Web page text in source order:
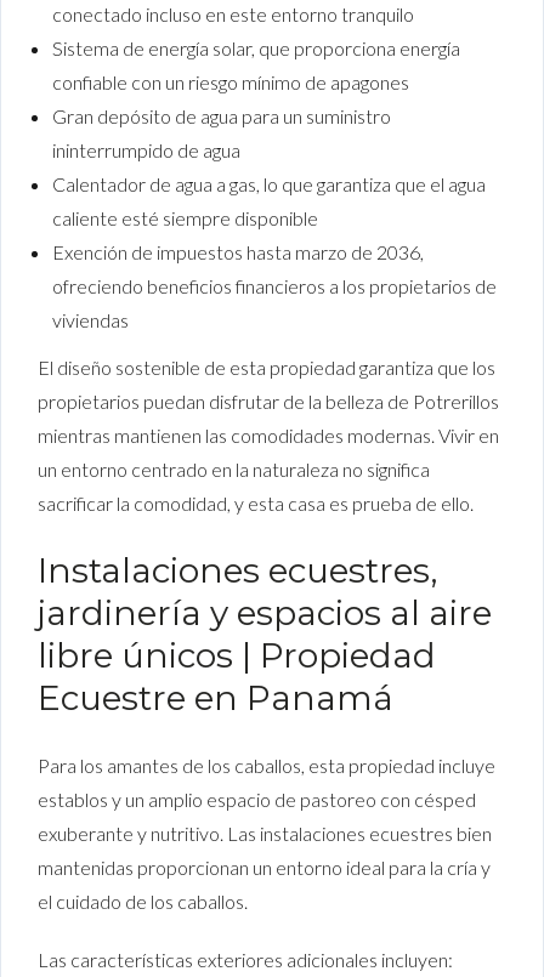
conectado incluso en este entorno tranquilo
Sistema de energía solar, que proporciona energía
confiable con un riesgo mínimo de apagones
Gran depósito de agua para un suministro
ininterrumpido de agua
Calentador de agua a gas, lo que garantiza que el agua
caliente esté siempre disponible
Exención de impuestos hasta marzo de 2036,
ofreciendo beneficios financieros a los propietarios de
viviendas
El diseño sostenible de esta propiedad garantiza que los
propietarios puedan disfrutar de la belleza de Potrerillos
mientras mantienen las comodidades modernas. Vivir en
un entorno centrado en la naturaleza no significa
sacrificar la comodidad, y esta casa es prueba de ello.
Instalaciones ecuestres,
jardinería y espacios al aire
libre únicos | Propiedad
Ecuestre en Panamá
Para los amantes de los caballos, esta propiedad incluye
establos y un amplio espacio de pastoreo con césped
exuberante y nutritivo. Las instalaciones ecuestres bien
mantenidas proporcionan un entorno ideal para la cría y
el cuidado de los caballos.
Las características exteriores adicionales incluyen: